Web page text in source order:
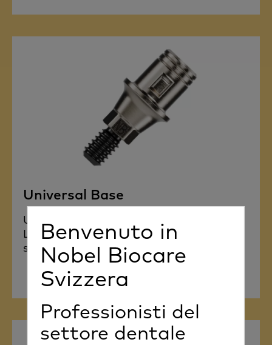
Universal Base
Universal Base - abutment, a modo tuo.
La versatilità su cui puoi basare il tuo
successo.
Benvenuto in
Nobel Biocare
Svizzera
Professionisti del
settore dentale